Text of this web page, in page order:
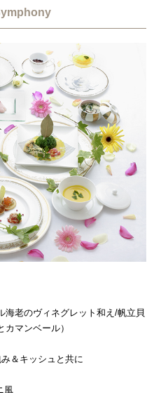
海老のヴィネグレット和え/帆立貝
マンベール）
＆キッシュと共に
風